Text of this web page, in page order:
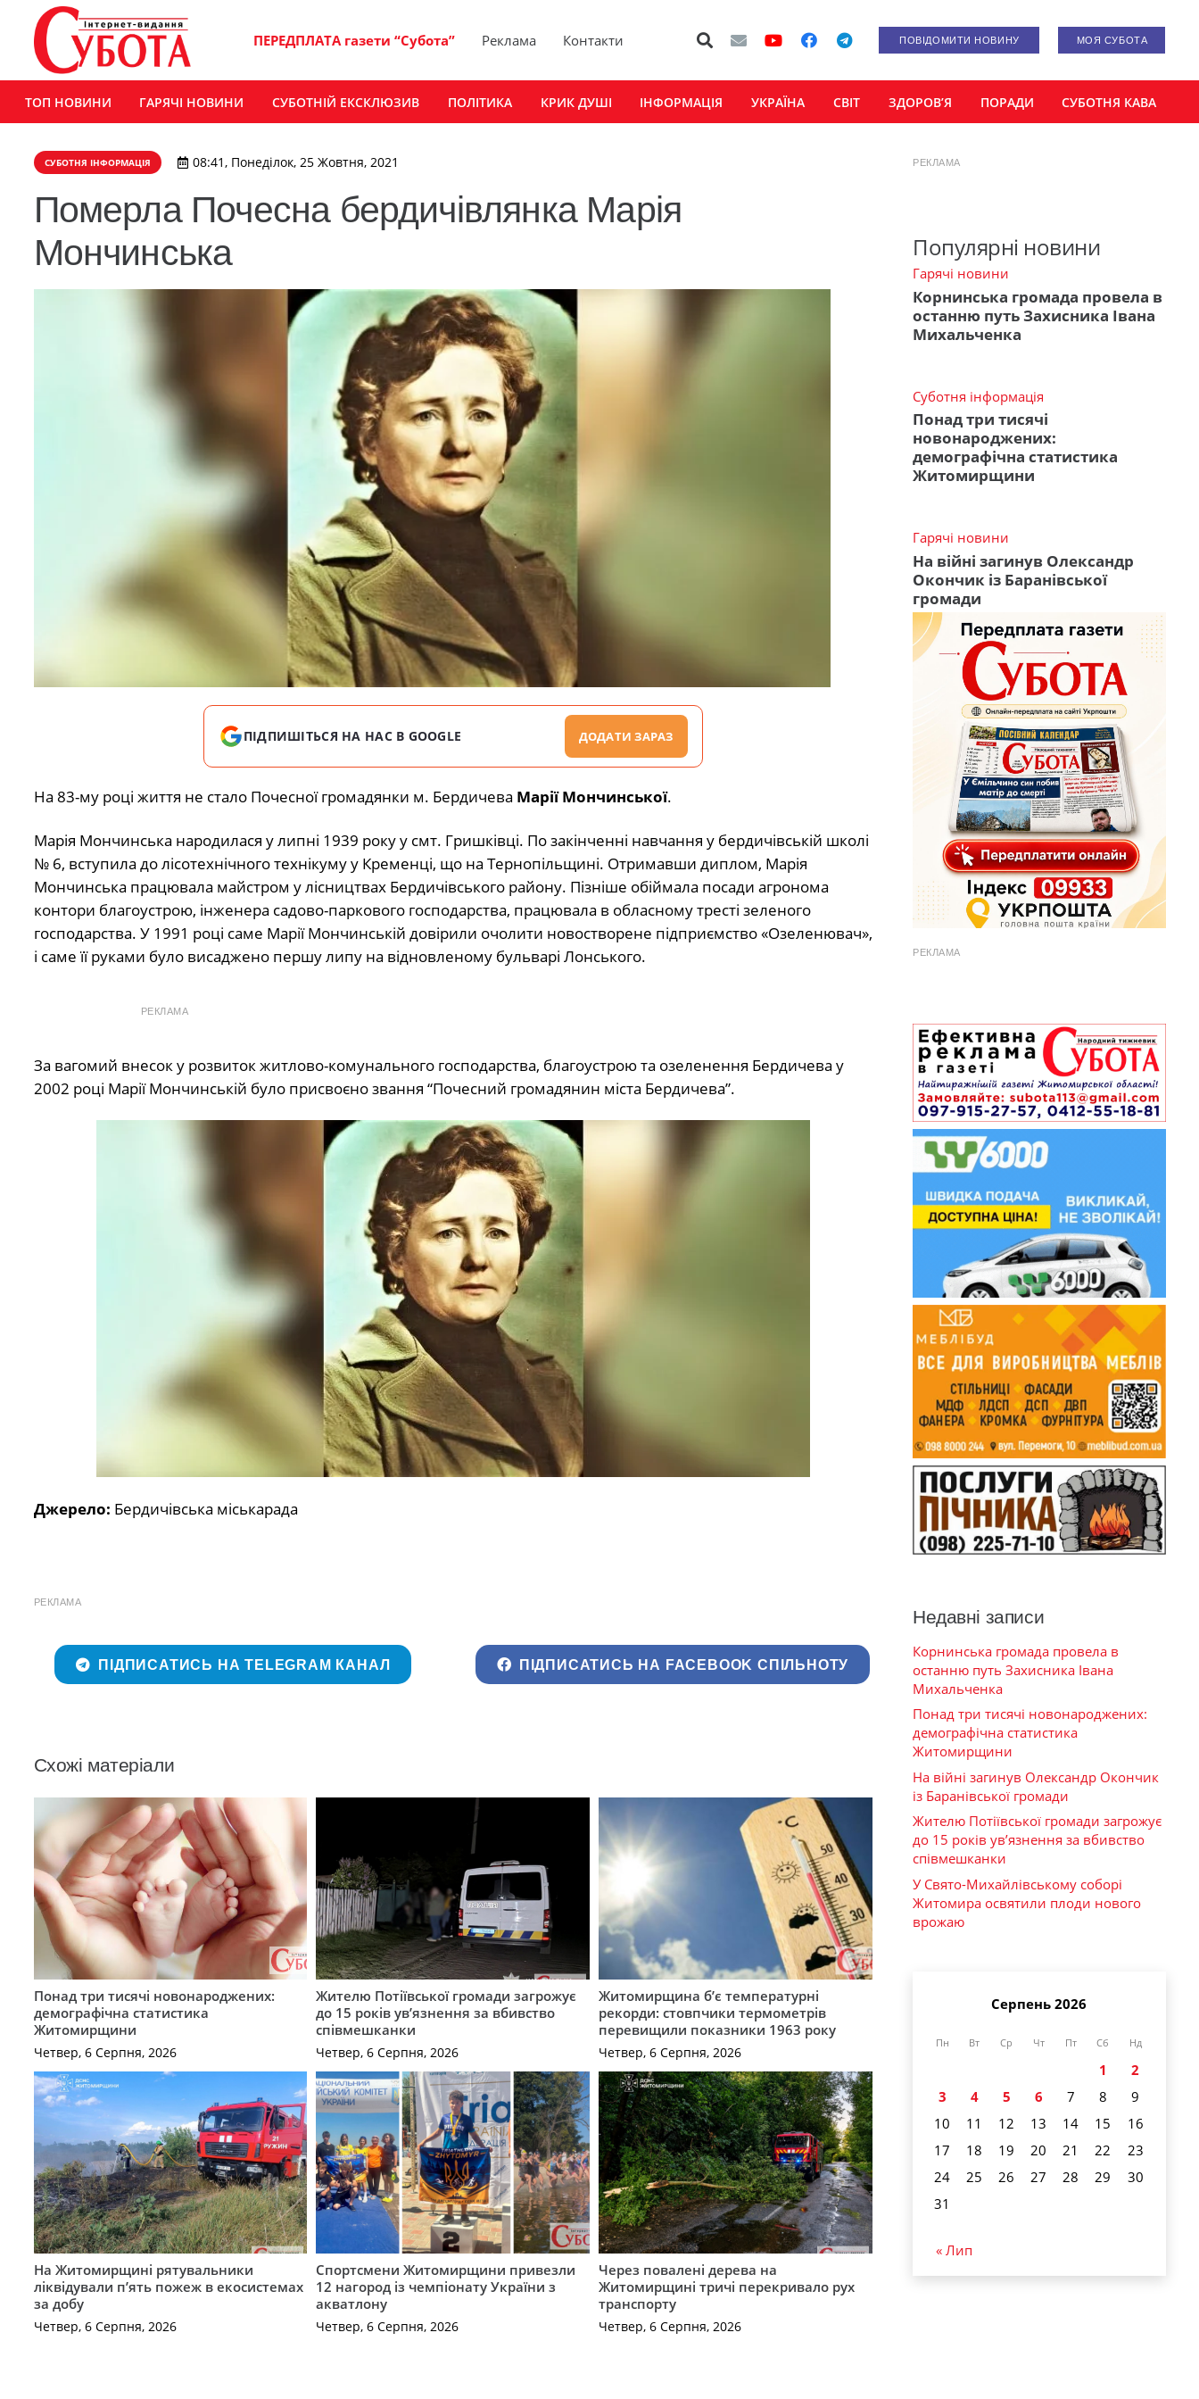
ПЕРЕДПЛАТА газети “Субота” Реклама Контакти ПОВІДОМИТИ НОВИНУ МОЯ СУБОТА
ТОП НОВИНИ ГАРЯЧІ НОВИНИ СУБОТНІЙ ЕКСКЛЮЗИВ ПОЛІТИКА КРИК ДУШІ ІНФОРМАЦІЯ УКРАЇНА СВІТ ЗДОРОВ’Я ПОРАДИ СУБОТНЯ КАВА
СУБОТНЯ ІНФОРМАЦІЯ 08:41, Понеділок, 25 Жовтня, 2021
Померла Почесна бердичівлянка Марія
Мончинська
ПІДПИШІТЬСЯ НА НАС В GOOGLE ДОДАТИ ЗАРАЗ
На 83-му році життя не стало Почесної громадянки м. Бердичева Марії Мончинської.
Марія Мончинська народилася у липні 1939 року у смт. Гришківці. По закінченні навчання у бердичівській школі
№ 6, вступила до лісотехнічного технікуму у Кременці, що на Тернопільщині. Отримавши диплом, Марія
Мончинська працювала майстром у лісництвах Бердичівського району. Пізніше обіймала посади агронома
контори благоустрою, інженера садово-паркового господарства, працювала в обласному тресті зеленого
господарства. У 1991 році саме Марії Мончинській довірили очолити новостворене підприємство «Озеленювач»,
і саме її руками було висаджено першу липу на відновленому бульварі Лонського.
РЕКЛАМА
За вагомий внесок у розвиток житлово-комунального господарства, благоустрою та озеленення Бердичева у
2002 році Марії Мончинській було присвоєно звання “Почесний громадянин міста Бердичева”.
Джерело: Бердичівська міськарада
РЕКЛАМА
ПІДПИСАТИСЬ НА TELEGRAM КАНАЛ ПІДПИСАТИСЬ НА FACEBOOK СПІЛЬНОТУ
Схожі матеріали
Понад три тисячі новонароджених:
демографічна статистика
Житомирщини
Четвер, 6 Серпня, 2026
Жителю Потіївської громади загрожує
до 15 років ув’язнення за вбивство
співмешканки
Четвер, 6 Серпня, 2026
Житомирщина б’є температурні
рекорди: стовпчики термометрів
перевищили показники 1963 року
Четвер, 6 Серпня, 2026
На Житомирщині рятувальники
ліквідували п’ять пожеж в екосистемах
за добу
Четвер, 6 Серпня, 2026
Спортсмени Житомирщини привезли
12 нагород із чемпіонату України з
акватлону
Четвер, 6 Серпня, 2026
Через повалені дерева на
Житомирщині тричі перекривало рух
транспорту
Четвер, 6 Серпня, 2026
РЕКЛАМА
Популярні новини
Гарячі новини
Корнинська громада провела в
останню путь Захисника Івана
Михальченка
Суботня інформація
Понад три тисячі
новонароджених:
демографічна статистика
Житомирщини
Гарячі новини
На війні загинув Олександр
Окончик із Баранівської
громади
РЕКЛАМА
Недавні записи
Корнинська громада провела в
останню путь Захисника Івана
Михальченка
Понад три тисячі новонароджених:
демографічна статистика
Житомирщини
На війні загинув Олександр Окончик
із Баранівської громади
Жителю Потіївської громади загрожує
до 15 років ув’язнення за вбивство
співмешканки
У Свято-Михайлівському соборі
Житомира освятили плоди нового
врожаю
Серпень 2026
Пн Вт Ср Чт Пт Сб Нд
1
2
3
4 5 6 7 8
9
10
11 12 13 14 15
16
17
18 19 20 21 22
23
24
25 26 27 28 29
30
31
« Лип